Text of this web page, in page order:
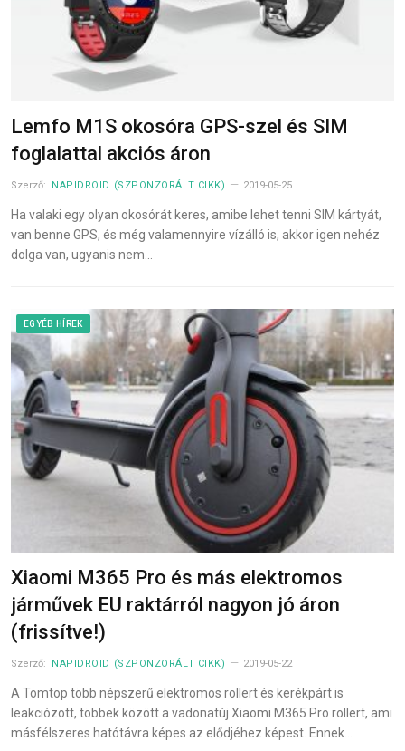
Lemfo M1S okosóra GPS-szel és SIM
foglalattal akciós áron
Szerző: NAPIDROID (SZPONZORÁLT CIKK) 2019-05-25
Ha valaki egy olyan okosórát keres, amibe lehet tenni SIM kártyát,
van benne GPS, és még valamennyire vízálló is, akkor igen nehéz
dolga van, ugyanis nem…
EGYÉB HÍREK
Xiaomi M365 Pro és más elektromos
járművek EU raktárról nagyon jó áron
(frissítve!)
Szerző: NAPIDROID (SZPONZORÁLT CIKK) 2019-05-22
A Tomtop több népszerű elektromos rollert és kerékpárt is
leakciózott, többek között a vadonatúj Xiaomi M365 Pro rollert, ami
másfélszeres hatótávra képes az elődjéhez képest. Ennek…